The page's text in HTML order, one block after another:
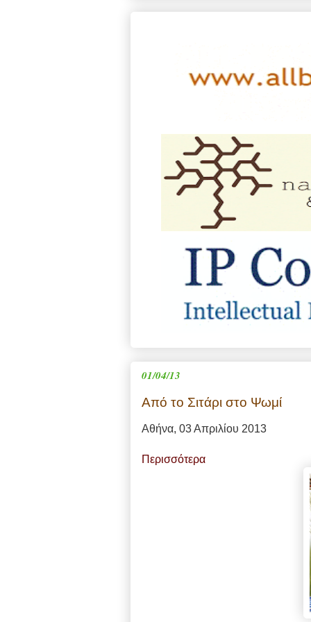
01/04/13
Από το Σιτάρι στο Ψωμί
Αθήνα, 03 Απριλίου 2013
Περισσότερα